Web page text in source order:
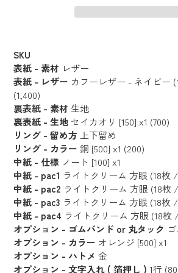
ー
ト
に
商
品
を
追
加
す
る
SKU
表紙 - 素材 レザー
表紙 - レザー カフーレザー - ネイビー (
(1,400)
裏表紙 - 素材 生地
裏表紙 - 生地 セイカオリ [150] x1 (700)
リング - 留め方 上下留め
リング - カラー 銅 [500] x1 (200)
中紙 - 仕様 ノート [100] x1
中紙 - pac1 ライトクリーム 方眼 (18枚
中紙 - pac2 ライトクリーム 方眼 (18枚
中紙 - pac3 ライトクリーム 方眼 (18枚
中紙 - pac4 ライトクリーム 方眼 (18枚
オプション - ゴムバンド or 丸タック
オプション - カラー オレンジ [500] x1
オプション - ハトメ 金
オプション - 文字入れ ( 箔押し ) 1行